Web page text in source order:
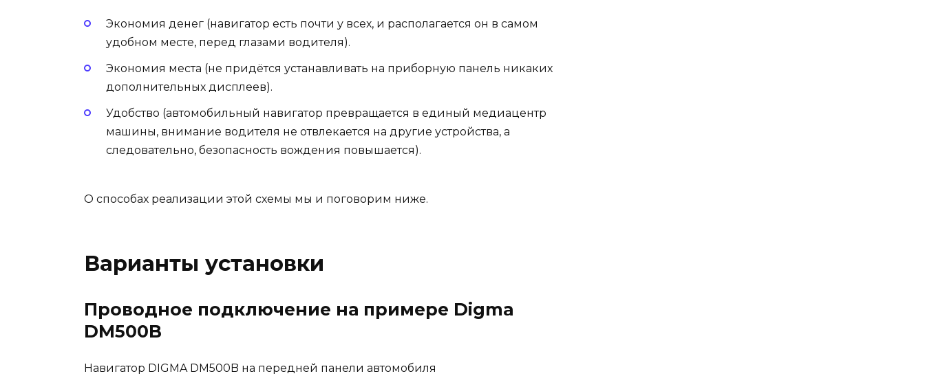
Экономия денег (навигатор есть почти у всех, и располагается он в самом
удобном месте, перед глазами водителя).
Экономия места (не придётся устанавливать на приборную панель никаких
дополнительных дисплеев).
Удобство (автомобильный навигатор превращается в единый медиацентр
машины, внимание водителя не отвлекается на другие устройства, а
следовательно, безопасность вождения повышается).
О способах реализации этой схемы мы и поговорим ниже.
Варианты установки
Проводное подключение на примере Digma
DM500B
Навигатор DIGMA DM500B на передней панели автомобиля